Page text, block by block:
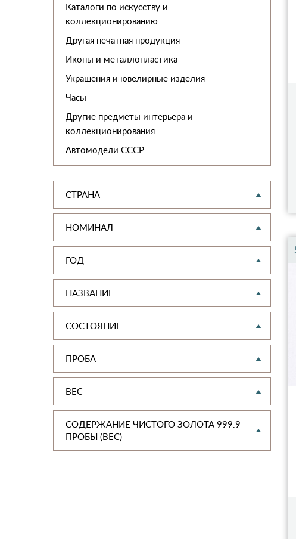
Каталоги по искусству и
коллекционированию
Другая печатная продукция
Иконы и металлопластика
Украшения и ювелирные изделия
Часы
Другие предметы интерьера и
коллекционирования
Автомодели CCCР
СТРАНА
НОМИНАЛ
ГОД
НАЗВАНИЕ
СОСТОЯНИЕ
ПРОБА
ВЕС
СОДЕРЖАНИЕ ЧИСТОГО ЗОЛОТА 999.9
ПРОБЫ (ВЕС)